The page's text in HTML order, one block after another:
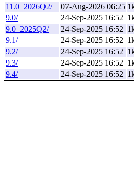
11.0_2026Q2/
07-Aug-2026 06:25
9.0/
24-Sep-2025 16:52
9.0_2025Q2/
24-Sep-2025 16:52
9.1/
24-Sep-2025 16:52
9.2/
24-Sep-2025 16:52
9.3/
24-Sep-2025 16:52
9.4/
24-Sep-2025 16:52